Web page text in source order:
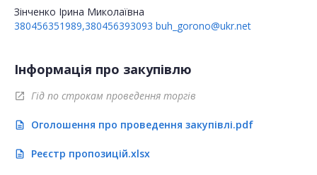
Зінченко Ірина Миколаївна
380456351989,380456393093 buh_gorono@ukr.net
Інформація про закупівлю
open_in_new Гід по строкам проведення торгів
description Оголошення про проведення закупівлі.pdf
description Реєстр пропозицій.xlsx